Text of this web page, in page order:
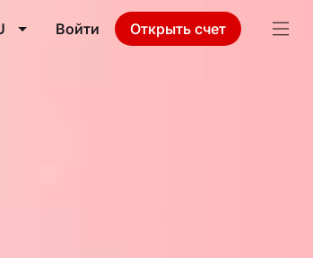
Войти Открыть счет